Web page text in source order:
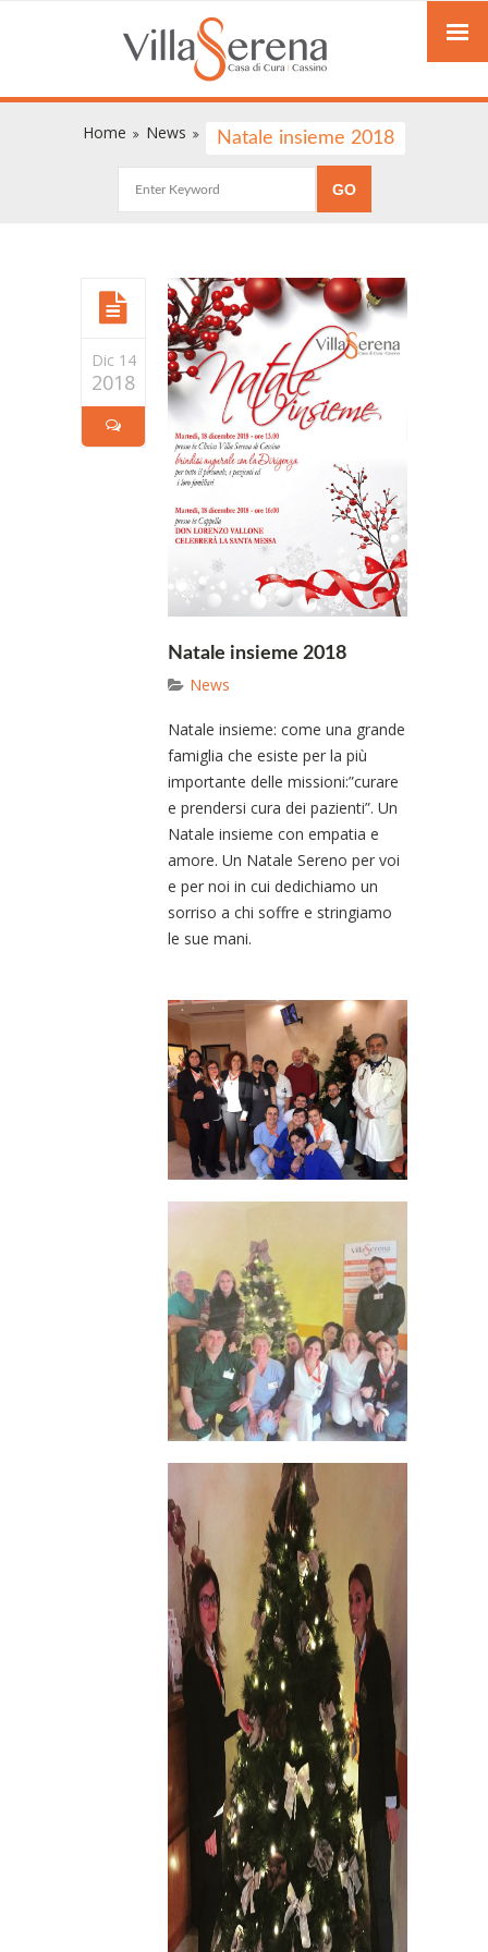
Home News Natale insieme 2018
Dic 14
2018
Natale insieme 2018
News
Natale insieme: come una grande
famiglia che esiste per la più
importante delle missioni:”curare
e prendersi cura dei pazienti”. Un
Natale insieme con empatia e
amore. Un Natale Sereno per voi
e per noi in cui dedichiamo un
sorriso a chi soffre e stringiamo
le sue mani.